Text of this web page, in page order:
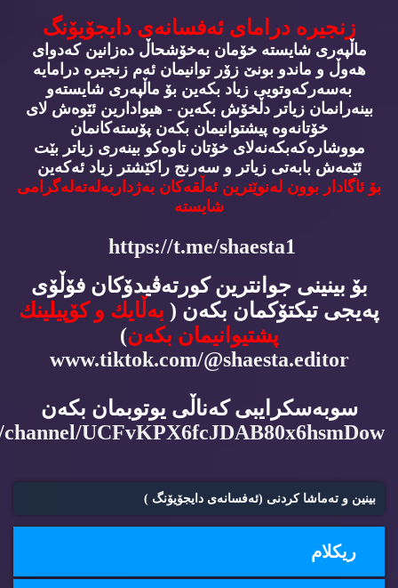
زنجیره‌ درامای ئه‌فسانه‌ی دایجۆیۆنگ
ماڵپه‌ری شایسته‌ خۆمان به‌خۆشحاڵ ده‌زانین كه‌دوای
هه‌وڵ و ماندو بونێ زۆر توانیمان ئه‌م زنجیره‌ درامایه‌
به‌سه‌ركه‌وتویی زیاد بكه‌ین بۆ ماڵپه‌ری شایسته‌و
بینه‌رانمان زیاتر دڵخۆش بكه‌ین - هیوادارین ئێوه‌ش لای
خۆتانه‌وه‌ پیشتوانیمان بكه‌ن پۆسته‌كانمان
مووشاره‌كه‌بكه‌نه‌لای خۆتان تاوه‌كو بینه‌ری زیاتر بێت
ئێمه‌ش بابه‌تی زیاتر و سه‌رنج راكێشتر زیاد ئه‌كه‌ین
بۆ ئاگادار بوون له‌نوێترین ئه‌ڵقه‌كان به‌ژداربه‌له‌ته‌له‌گرامی
شایسته‌
https://t.me/shaesta1
بۆ بینینی جوانترین كورته‌ڤیدۆكان فۆڵۆی
په‌یجی تیكتۆكمان بكه‌ن ( به‌ڵایك و كۆپیلینك
پشتیوانیمان بكه‌ن)
www.tiktok.com/@shaesta.editor
سوبه‌سكرایبی كه‌ناڵی یوتوبمان بكه‌ن
UCFvKPX6fcJDAB80x6hsmDow
بینین و ته‌ماشا كردنی (ئه‌فسانه‌ی دایجۆیۆنگ )
ریكلام